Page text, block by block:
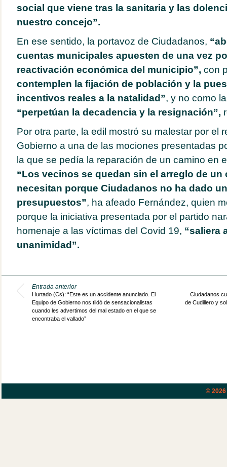
social que viene tras la sanitaria y las
nuestro concejo”.
En ese sentido, la portavoz de Ciudadanos,
cuentas municipales apuesten de una vez
reactivación económica del municipio”, con
contemplen la fijación de población y la
incentivos reales a la natalidad”, y no como
“perpetúan la decadencia y la resignación”,
Por otra parte, la edil mostró su malestar por el
Gobierno a una de las mociones presentadas
la que se pedía la reparación de un camino en
“Los vecinos se quedan sin el arreglo de un
necesitan porque Ciudadanos no ha dado
presupuestos”, ha afeado Fernández, quien
porque la iniciativa presentada por el partido
homenaje a las víctimas del Covid 19, “saliera
unanimidad”.
Entrada anterior
Hurtado (Cs): “Este es un accidente anunciado. El
Equipo de Gobierno nos tildó de sensacionalistas
cuando les advertimos del mal estado en el que se
encontraba el vallado”
Ciudadanos
de Cudillero y
© 2026